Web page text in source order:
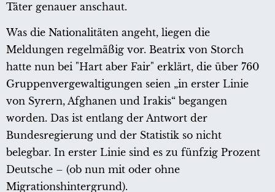
Täter genauer anschaut.
Was die Nationalitäten angeht, liegen die
Meldungen regelmäßig vor. Beatrix von Storch
hatte nun bei "Hart aber Fair" erklärt, die über 760
Gruppenvergewaltigungen seien „in erster Linie
von Syrern, Afghanen und Irakis“ begangen
worden. Das ist entlang der Antwort der
Bundesregierung und der Statistik so nicht
belegbar. In erster Linie sind es zu fünfzig Prozent
Deutsche – (ob nun mit oder ohne
Migrationshintergrund).